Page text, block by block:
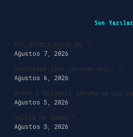
Son Yazılar
KYK ücreti aylık mı ?
Ağustos 7, 2026
Davutpaşa ismi nereden gelir ?
Ağustos 6, 2026
Avene C Vitamini serumu ne işe
Ağustos 5, 2026
Aaliya ne demek ?
Ağustos 3, 2026